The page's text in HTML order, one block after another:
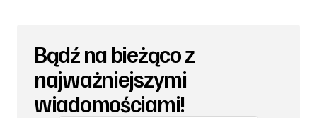
Bądź na bieżąco z
najważniejszymi
wiadomościami!